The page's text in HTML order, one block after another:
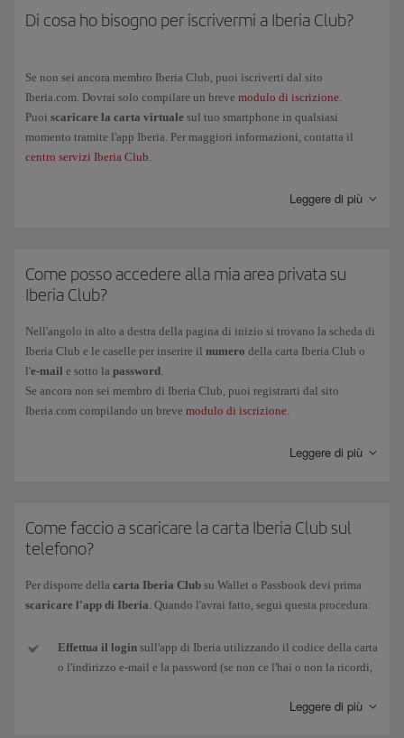
Ricorda che l'acquisizione di Punti Elite a fronte dell'acquisto di
di guadagnare Punti Elite a fronte di Avios guadagnati si applica solo
agli acquisti effettuati presso i marchi partner del programma.
singolarmente a ciascun passeggero.
Di cosa ho bisogno per iscrivermi a Iberia Club?
Se non sei ancora membro Iberia Club, puoi iscriverti dal sito
Iberia.com. Dovrai solo compilare un breve modulo di iscrizione.
Puoi scaricare la carta virtuale sul tuo smartphone in qualsiasi
momento tramite l'app Iberia. Per maggiori informazioni, contatta il
centro servizi Iberia Club.
Leggere di più
Come posso accedere alla mia area privata su
Iberia Club?
Nell'angolo in alto a destra della pagina di inizio si trovano la scheda di
Iberia Club e le caselle per inserire il numero della carta Iberia Club o
l'e-mail e sotto la password.
Se ancora non sei membro di Iberia Club, puoi registrarti dal sito
Iberia.com compilando un breve modulo di iscrizione.
Inoltre, dalla stessa scheda, potrai associare il tuo profilo Iberia Club ai
Leggere di più
Come faccio a scaricare la carta Iberia Club sul
telefono?
Per disporre della carta Iberia Club su Wallet o Passbook devi prima
scaricare l'app di Iberia. Quando l'avrai fatto, segui questa procedura:
Effettua il login sull'app di Iberia utilizzando il codice della carta
o l'indirizzo e-mail e la password (se non ce l'hai o non la ricordi,
Leggere di più